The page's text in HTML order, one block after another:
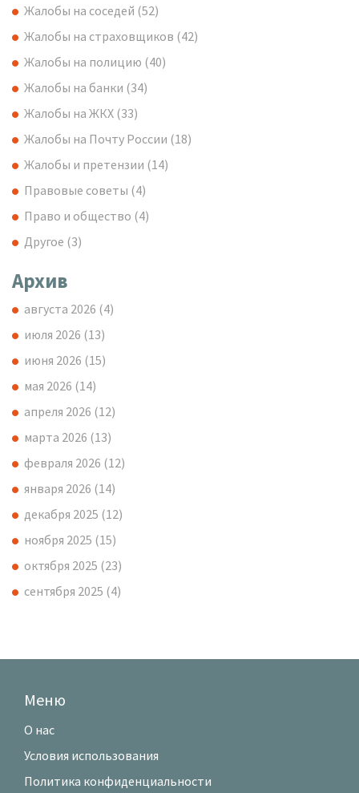
Жалобы на соседей (52)
Жалобы на страховщиков (42)
Жалобы на полицию (40)
Жалобы на банки (34)
Жалобы на ЖКХ (33)
Жалобы на Почту России (18)
Жалобы и претензии (14)
Правовые советы (4)
Право и общество (4)
Другое (3)
Архив
августа 2026 (4)
июля 2026 (13)
июня 2026 (15)
мая 2026 (14)
апреля 2026 (12)
марта 2026 (13)
февраля 2026 (12)
января 2026 (14)
декабря 2025 (12)
ноября 2025 (15)
октября 2025 (23)
сентября 2025 (4)
Меню
О нас
Условия использования
Политика конфиденциальности